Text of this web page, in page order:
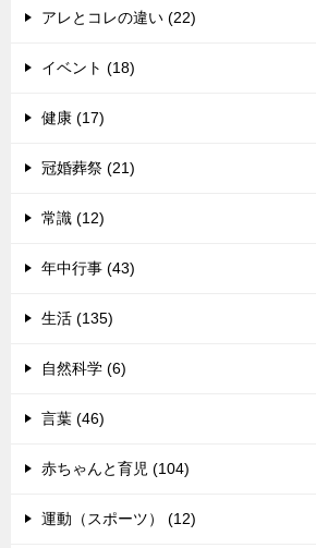
アレとコレの違い (22)
イベント (18)
健康 (17)
冠婚葬祭 (21)
常識 (12)
年中行事 (43)
生活 (135)
自然科学 (6)
言葉 (46)
赤ちゃんと育児 (104)
運動（スポーツ） (12)